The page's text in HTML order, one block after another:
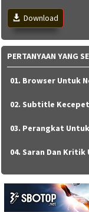
Download
PERTANYAAN YANG
01. Browser Untuk
02. Subtitle
03. Perangkat
04. Saran Dan Kritik